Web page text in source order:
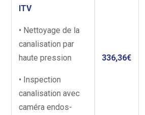
ITV
• Nettoyage de la
canalisation par
haute pression
• Inspection
canalisation avec
caméra endos-
336,36€